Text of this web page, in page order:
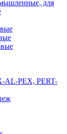
для
AL-PEX, PERT-